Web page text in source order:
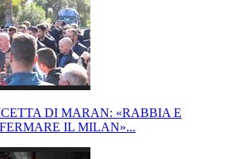
DI MARAN: «RABBIA E
IL MILAN»...